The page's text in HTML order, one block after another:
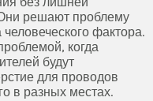
решают проблему
фактора.
когда
будут
для проводов
в разных местах.